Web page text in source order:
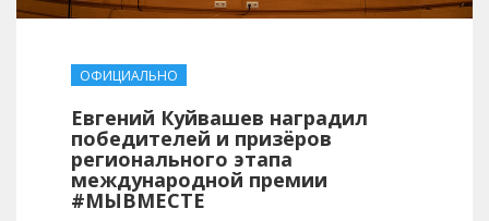
ОФИЦИАЛЬНО
Евгений Куйвашев наградил
победителей и призёров
регионального этапа
международной премии
#МЫВМЕСТЕ